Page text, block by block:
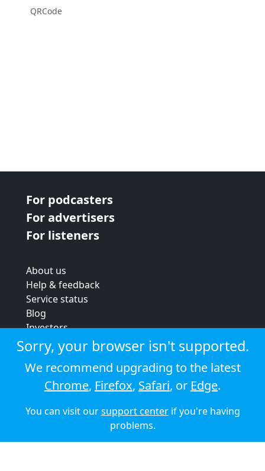
QRCode
For podcasters
For advertisers
For listeners
About us
Help & feedback
Service status
Blog
Investors
Strategic review
Terms & conditions
Privacy policy
Cookie policy
© 2026 Audioboom
Sorry, your browser isn't supported.
We recommend upgrading to the latest
Chrome, Firefox, Safari, or Edge.
You can visit oursupport centerif you're having
problems.